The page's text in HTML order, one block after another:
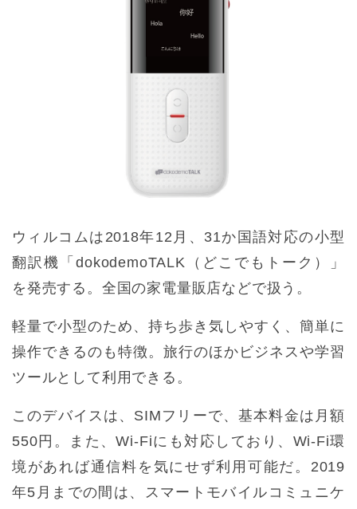
ウィルコムは2018年12月、31か国語対応の小型
翻訳機「dokodemoTALK（どこでもトーク）」
を発売する。全国の家電量販店などで扱う。
軽量で小型のため、持ち歩き気しやすく、簡単に
操作できるのも特徴。旅行のほかビジネスや学習
ツールとして利用できる。
このデバイスは、SIMフリーで、基本料金は月額
550円。また、Wi-Fiにも対応しており、Wi-Fi環
境があれば通信料を気にせず利用可能だ。2019
年5月までの間は、スマートモバイルコミュニケ